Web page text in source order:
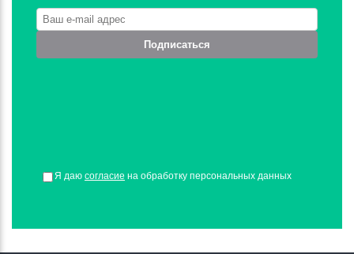
Подписаться
Я даю согласие на обработку персональных данных